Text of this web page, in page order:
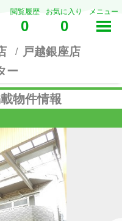
閲覧履歴
0
お気に入り
0
メニュー
戸越銀座店
ー
物件情報